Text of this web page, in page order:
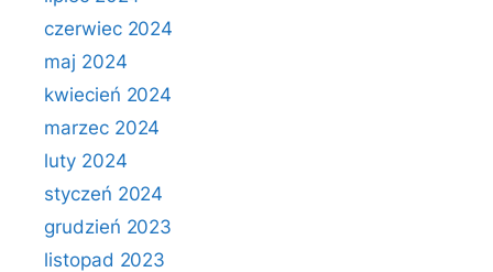
czerwiec 2024
maj 2024
kwiecień 2024
marzec 2024
luty 2024
styczeń 2024
grudzień 2023
listopad 2023